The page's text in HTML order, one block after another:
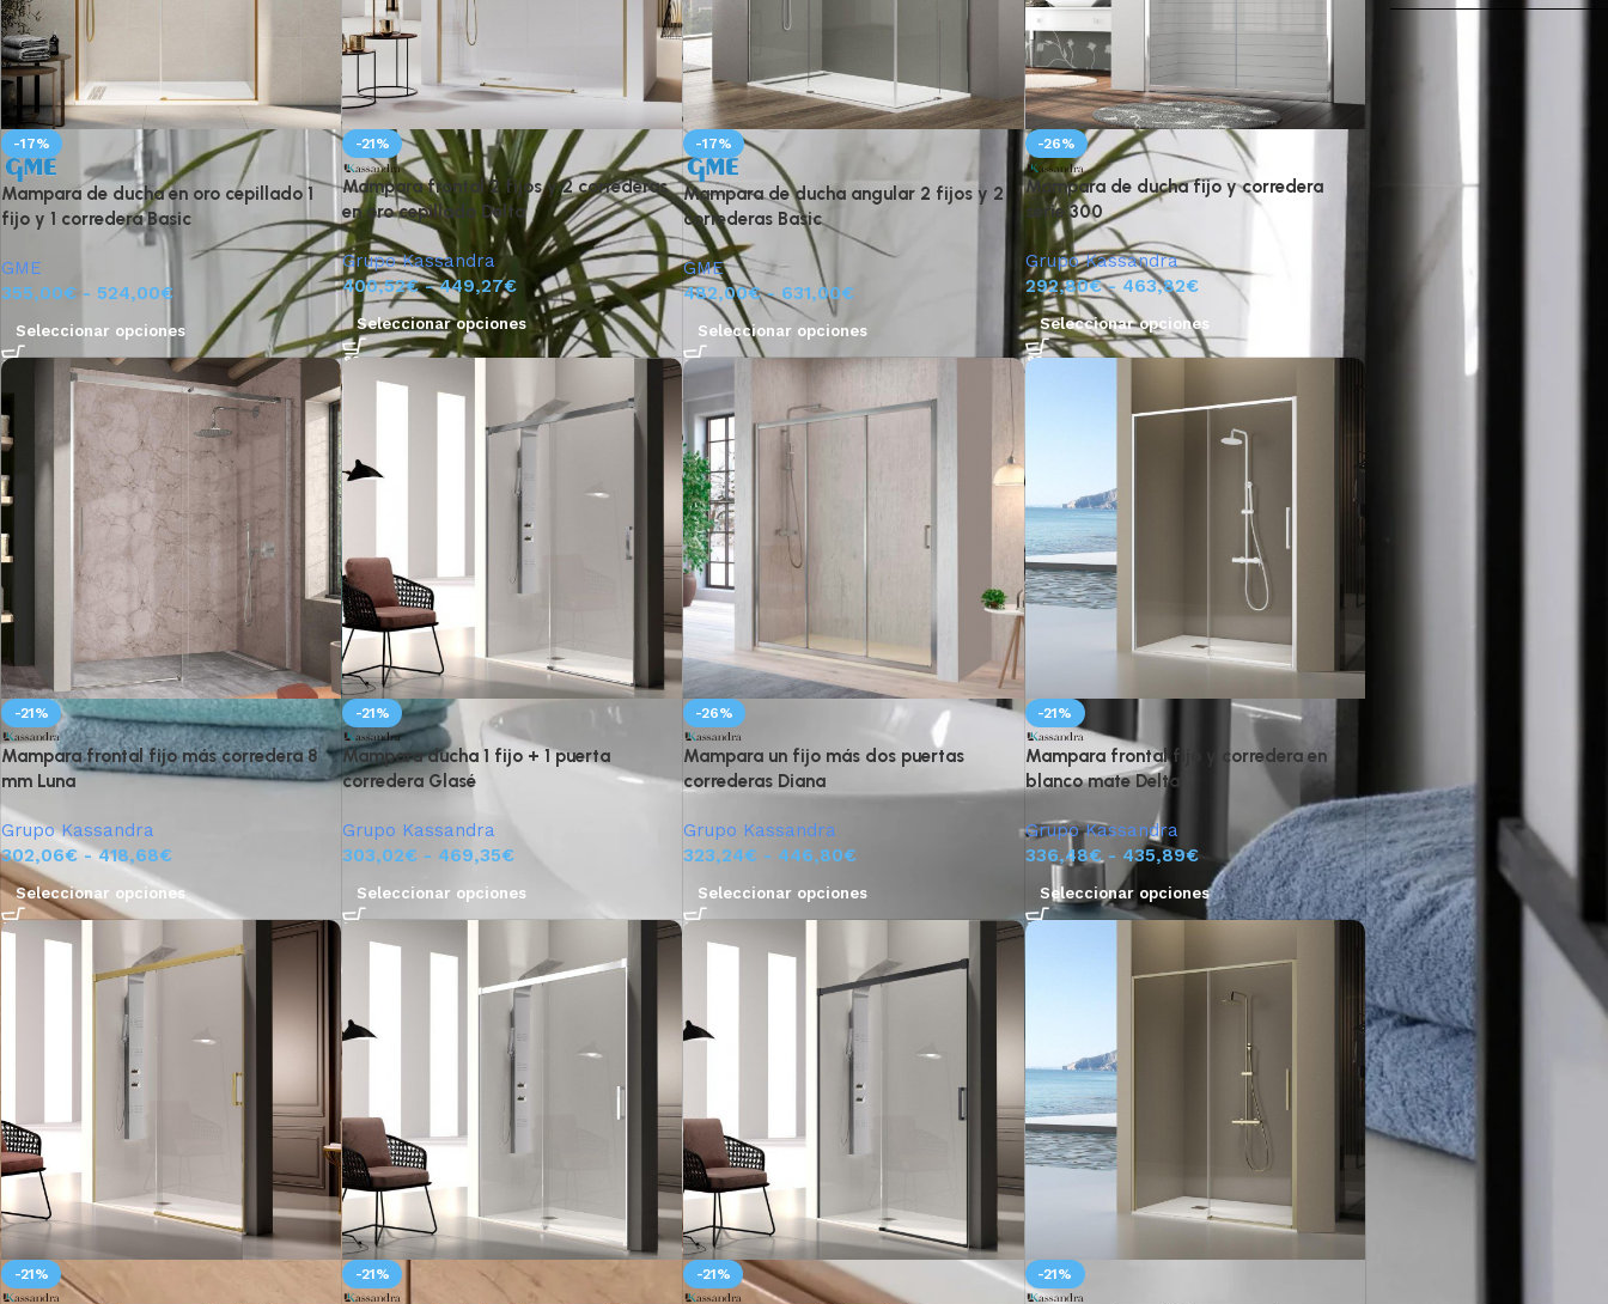
-17%
Mampara de ducha en oro cepillado 1
fijo y 1 corredera Basic
GME
355,00€ - 524,00€
Seleccionar opciones
-21%
Mampara frontal 2 fijos y 2 correderas
en oro cepillado Delta
Grupo Kassandra
400,52€ - 449,27€
Seleccionar opciones
-17%
Mampara de ducha angular 2 fijos y 2
correderas Basic
GME
482,00€ - 631,00€
Seleccionar opciones
-26%
Mampara de ducha fijo y corredera
serie 300
Grupo Kassandra
292,80€ - 463,82€
Seleccionar opciones
-21%
Mampara frontal fijo más corredera 8
mm Luna
Grupo Kassandra
302,06€ - 418,68€
Seleccionar opciones
-21%
Mampara ducha 1 fijo + 1 puerta
corredera Glasé
Grupo Kassandra
303,02€ - 469,35€
Seleccionar opciones
-26%
Mampara un fijo más dos puertas
correderas Diana
Grupo Kassandra
323,24€ - 446,80€
Seleccionar opciones
-21%
Mampara frontal fijo y corredera en
blanco mate Delta
Grupo Kassandra
336,48€ - 435,89€
Seleccionar opciones
-21% -21% -21% -21%